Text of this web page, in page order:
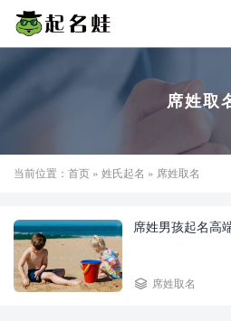
席姓取
当前位置： 首页 » 姓氏起名 » 席姓取名
席姓男孩起名高
 席姓取名